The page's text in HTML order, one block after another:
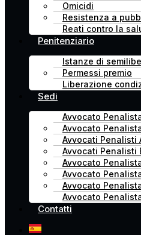
Omicidi
Resistenza a
Reati contro la
Penitenziario
Istanze di
Permessi premio
Liberazione
Sedi
Avvocato
Avvocato
Avvocati Penalisti
Avvocati Penalisti
Avvocato
Avvocato
Avvocato
Avvocato
Contatti